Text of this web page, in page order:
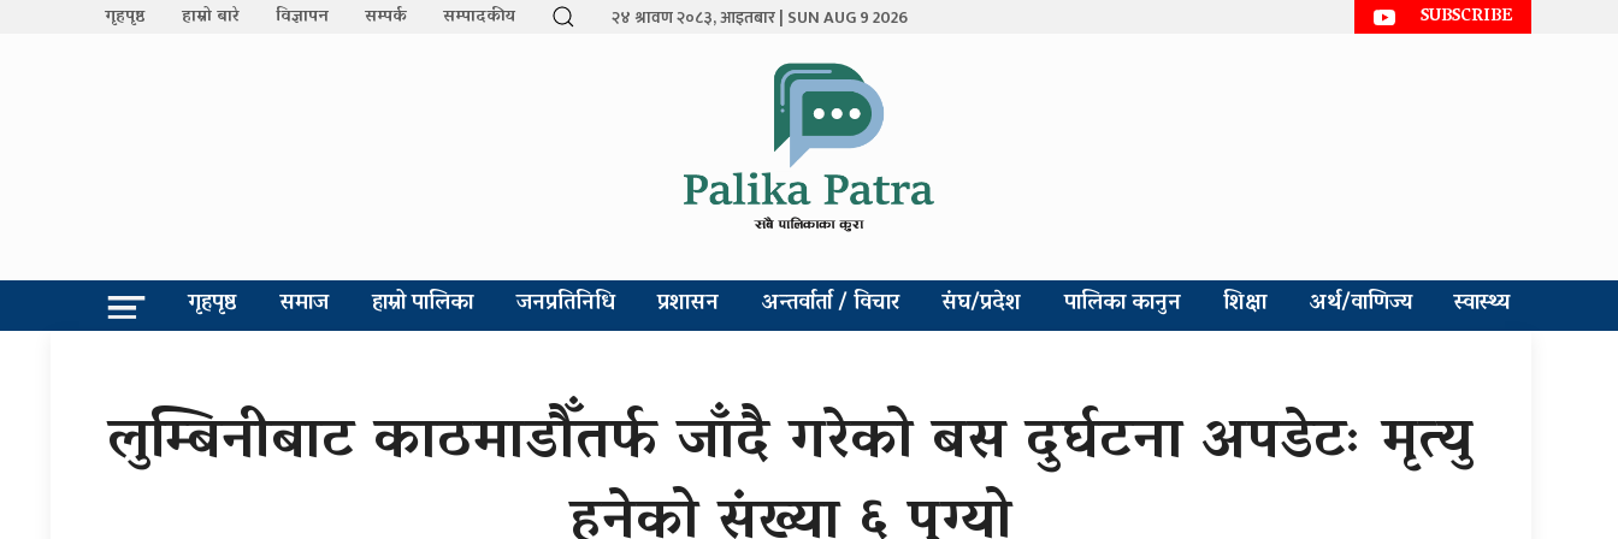
गृहपृष्ठ हाम्रो बारे विज्ञापन सम्पर्क सम्पादकीय २४ श्रावण २०८३, आइतबार | SUN AUG 9 2026 SUBSCRIBE
गृहपृष्ठ समाज हाम्रो पालिका जनप्रतिनिधि प्रशासन अन्तर्वार्ता / विचार संघ/प्रदेश पालिका कानुन शिक्षा अर्थ/वाणिज्य स्वास्थ्य
लुम्बिनीबाट काठमाडौँतर्फ जाँदै गरेको बस दुर्घटना अपडेटः मृत्यु